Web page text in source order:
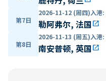
第7日
2026-11-12 (周四)入港:
勒阿弗尔, 法国open_in_new
第8日
2026-11-13 (周五)入港:
南安普顿, 英国open_in_new